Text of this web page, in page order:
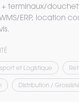
terminaux/
ERP, location
et Logistique
Distribution / Grossiste